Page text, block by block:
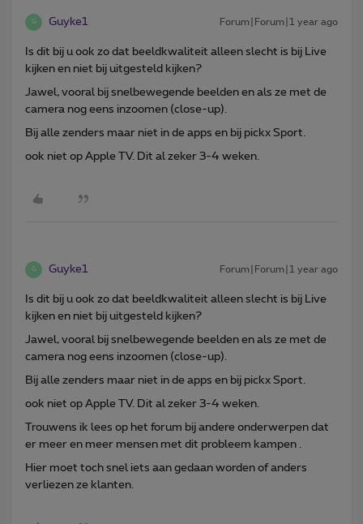
G Guyke1 Forum|Forum|1 year ago
Is dit bij u ook zo dat beeldkwaliteit alleen slecht is bij Live
kijken en niet bij uitgesteld kijken?
Jawel, vooral bij snelbewegende beelden en als ze met de
camera nog eens inzoomen (close-up).
Bij alle zenders maar niet in de apps en bij pickx Sport.
ook niet op Apple TV. Dit al zeker 3-4 weken.
G Guyke1 Forum|Forum|1 year ago
Is dit bij u ook zo dat beeldkwaliteit alleen slecht is bij Live
kijken en niet bij uitgesteld kijken?
Jawel, vooral bij snelbewegende beelden en als ze met de
camera nog eens inzoomen (close-up).
Bij alle zenders maar niet in de apps en bij pickx Sport.
ook niet op Apple TV. Dit al zeker 3-4 weken.
Trouwens ik lees op het forum bij andere onderwerpen dat
er meer en meer mensen met dit probleem kampen .
Hier moet toch snel iets aan gedaan worden of anders
verliezen ze klanten.